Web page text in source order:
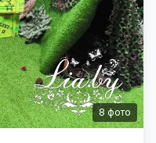
8 фото